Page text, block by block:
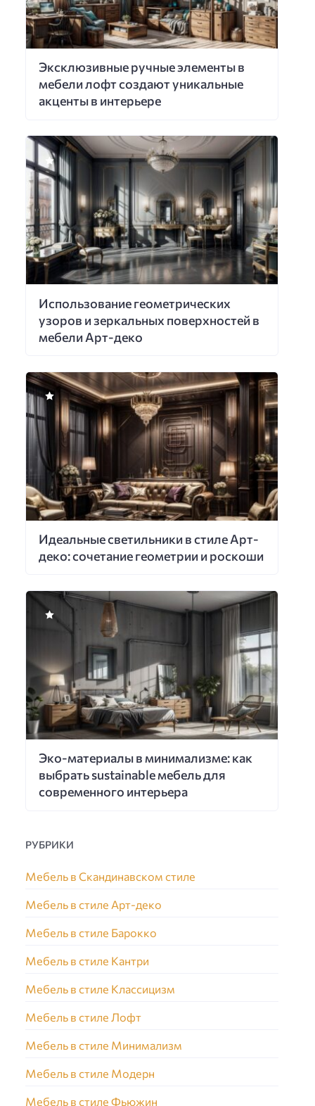
Эксклюзивные ручные элементы в
мебели лофт создают уникальные
акценты в интерьере
Использование геометрических
узоров и зеркальных поверхностей в
мебели Арт-деко
Идеальные светильники в стиле Арт-
деко: сочетание геометрии и роскоши
Эко-материалы в минимализме: как
выбрать sustainable мебель для
современного интерьера
РУБРИКИ
Мебель в Скандинавском стиле
Мебель в стиле Арт-деко
Мебель в стиле Барокко
Мебель в стиле Кантри
Мебель в стиле Классицизм
Мебель в стиле Лофт
Мебель в стиле Минимализм
Мебель в стиле Модерн
Мебель в стиле Фьюжин